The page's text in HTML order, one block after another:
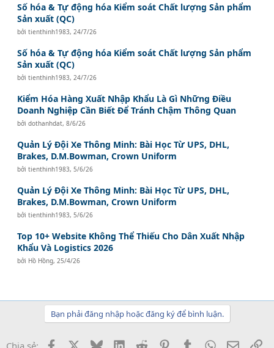
Số hóa & Tự động hóa Kiểm soát Chất lượng Sản phẩm
Sản xuất (QC)
bởitienthinh1983, 24/7/26
Số hóa & Tự động hóa Kiểm soát Chất lượng Sản phẩm
Sản xuất (QC)
bởitienthinh1983, 24/7/26
Kiểm Hóa Hàng Xuất Nhập Khẩu Là Gì Những Điều
Doanh Nghiệp Cần Biết Để Tránh Chậm Thông Quan
bởidothanhdat,8/6/26
Quản Lý Đội Xe Thông Minh: Bài Học Từ UPS, DHL,
Brakes, D.M.Bowman, Crown Uniform
bởitienthinh1983, 5/6/26
Quản Lý Đội Xe Thông Minh: Bài Học Từ UPS, DHL,
Brakes, D.M.Bowman, Crown Uniform
bởitienthinh1983, 5/6/26
Top 10+ Website Không Thể Thiếu Cho Dân Xuất Nhập
Khẩu Và Logistics 2026
bởi Hồ Hồng, 25/4/26
Bạn phải đăng nhập hoặc đăng ký để bình luận.
Chia sẻ: Facebook BlueskyLinkedInReddit PinterestTumblrWhatsApp
Email